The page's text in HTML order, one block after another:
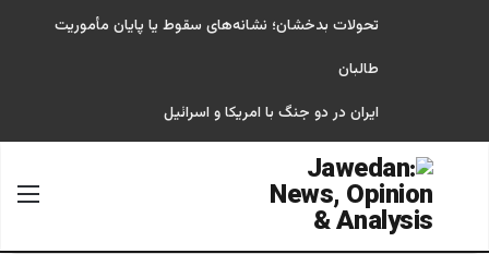
تحولات بدخشان؛ نشانه‌های سقوط یا پایان مأموریت
طالبان
ایران در دو جنگ با امریکا و اسرائیل
جستجو برای